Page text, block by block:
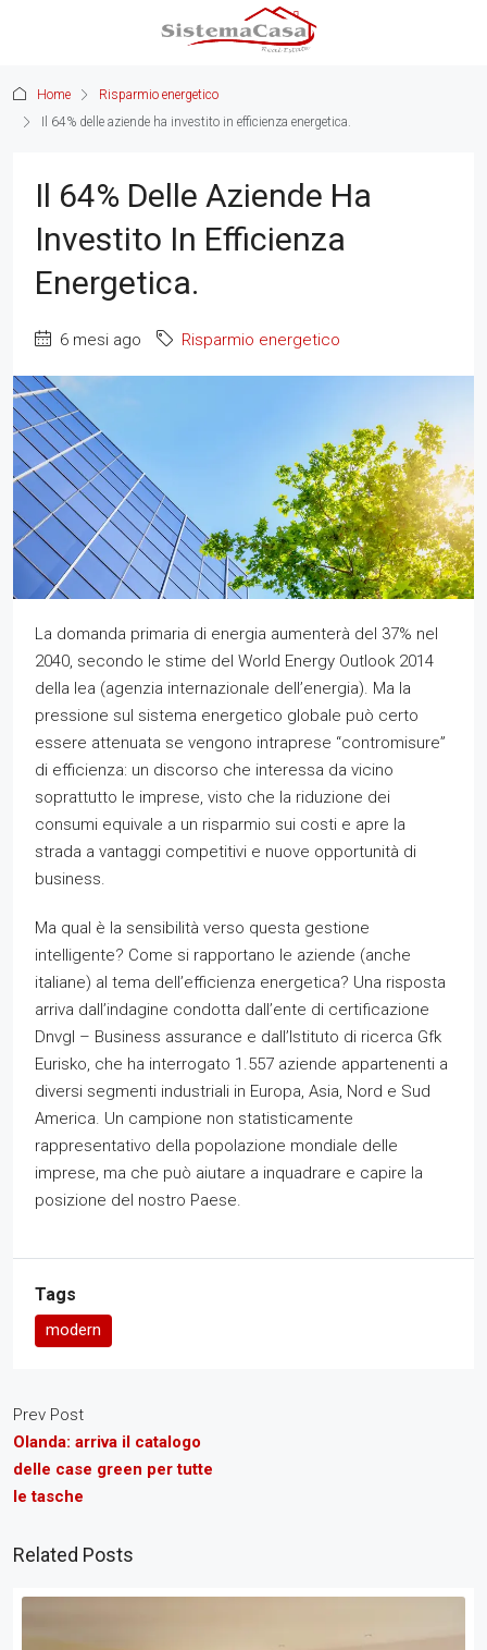
Home
Risparmio energetico
Il 64% delle aziende ha investito in efficienza energetica.
Il 64% Delle Aziende Ha
Investito In Efficienza
Energetica.
6 mesi ago Risparmio energetico
La domanda primaria di energia aumenterà del 37% nel
2040, secondo le stime del World Energy Outlook 2014
della Iea (agenzia internazionale dell’energia). Ma la
pressione sul sistema energetico globale può certo
essere attenuata se vengono intraprese “contromisure”
di efficienza: un discorso che interessa da vicino
soprattutto le imprese, visto che la riduzione dei
consumi equivale a un risparmio sui costi e apre la
strada a vantaggi competitivi e nuove opportunità di
business.
Ma qual è la sensibilità verso questa gestione
intelligente? Come si rapportano le aziende (anche
italiane) al tema dell’efficienza energetica? Una risposta
arriva dall’indagine condotta dall’ente di certificazione
Dnvgl – Business assurance e dall’Istituto di ricerca Gfk
Eurisko, che ha interrogato 1.557 aziende appartenenti a
diversi segmenti industriali in Europa, Asia, Nord e Sud
America. Un campione non statisticamente
rappresentativo della popolazione mondiale delle
imprese, ma che può aiutare a inquadrare e capire la
posizione del nostro Paese.
Tags
modern
Prev Post
Olanda: arriva il catalogo
delle case green per tutte
le tasche
Related Posts